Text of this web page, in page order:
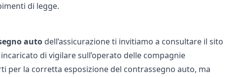
di legge.
autodell’assicurazione ti invitiamo a consultare il sito
di vigilare sull’operato delle compagnie
per la corretta esposizione del contrassegno auto, ma